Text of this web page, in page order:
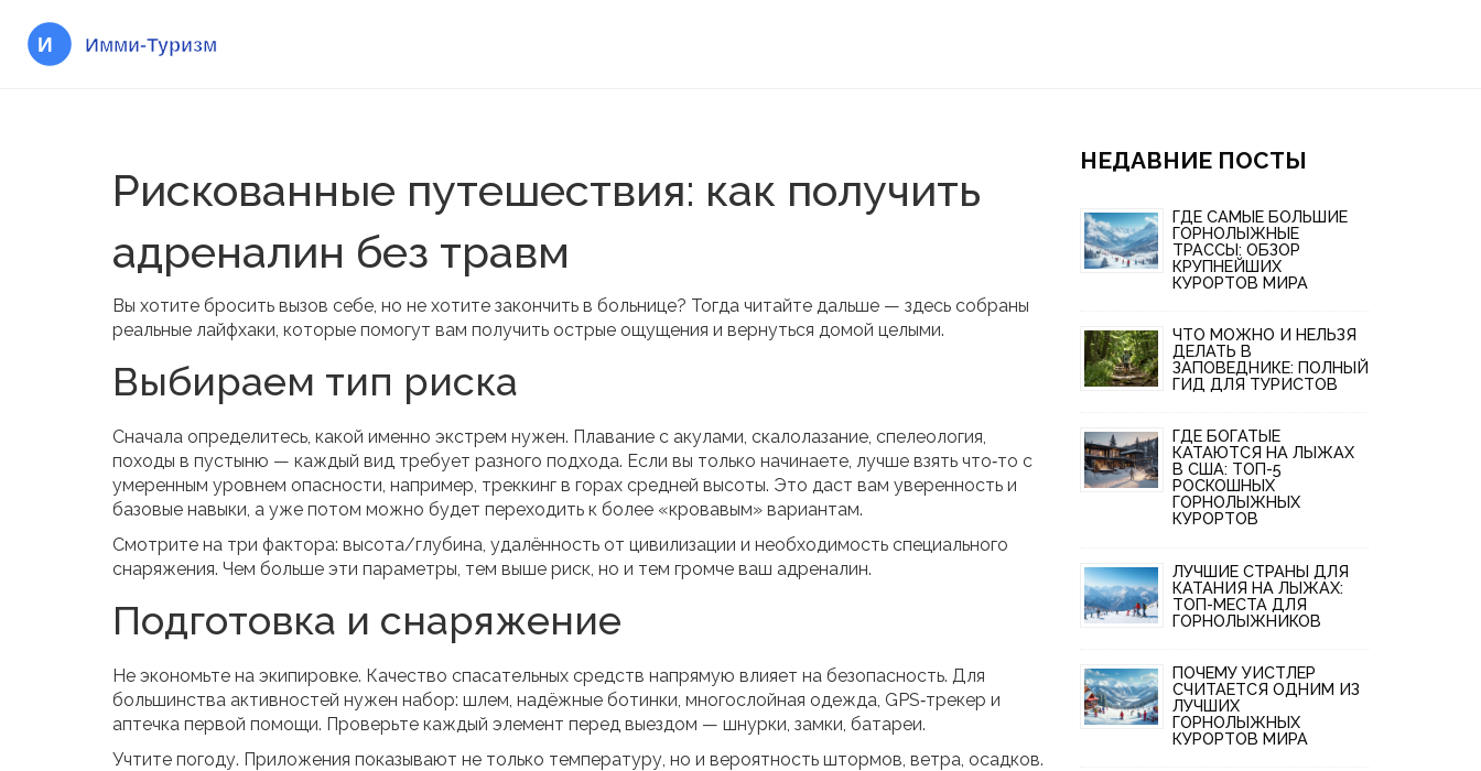
Рискованные путешествия: как получить
адреналин без травм
Вы хотите бросить вызов себе, но не хотите закончить в больнице? Тогда читайте дальше — здесь собраны
реальные лайфхаки, которые помогут вам получить острые ощущения и вернуться домой целыми.
Выбираем тип риска
Сначала определитесь, какой именно экстрем нужен. Плавание с акулами, скалолазание, спелеология,
походы в пустыню — каждый вид требует разного подхода. Если вы только начинаете, лучше взять что‑то с
умеренным уровнем опасности, например, треккинг в горах средней высоты. Это даст вам уверенность и
базовые навыки, а уже потом можно будет переходить к более «кровавым» вариантам.
Смотрите на три фактора: высота/глубина, удалённость от цивилизации и необходимость специального
снаряжения. Чем больше эти параметры, тем выше риск, но и тем громче ваш адреналин.
Подготовка и снаряжение
Не экономьте на экипировке. Качество спасательных средств напрямую влияет на безопасность. Для
большинства активностей нужен набор: шлем, надёжные ботинки, многослойная одежда, GPS‑трекер и
аптечка первой помощи. Проверьте каждый элемент перед выездом — шнурки, замки, батареи.
Учтите погоду. Приложения показывают не только температуру, но и вероятность штормов, ветра, осадков.
НЕДАВНИЕ ПОСТЫ
ГДЕ САМЫЕ БОЛЬШИЕ
ГОРНОЛЫЖНЫЕ
ТРАССЫ: ОБЗОР
КРУПНЕЙШИХ
КУРОРТОВ МИРА
ЧТО МОЖНО И НЕЛЬЗЯ
ДЕЛАТЬ В
ЗАПОВЕДНИКЕ: ПОЛНЫЙ
ГИД ДЛЯ ТУРИСТОВ
ГДЕ БОГАТЫЕ
КАТАЮТСЯ НА ЛЫЖАХ
В США: ТОП-5
РОСКОШНЫХ
ГОРНОЛЫЖНЫХ
КУРОРТОВ
ЛУЧШИЕ СТРАНЫ ДЛЯ
КАТАНИЯ НА ЛЫЖАХ:
ТОП-МЕСТА ДЛЯ
ГОРНОЛЫЖНИКОВ
ПОЧЕМУ УИСТЛЕР
СЧИТАЕТСЯ ОДНИМ ИЗ
ЛУЧШИХ
ГОРНОЛЫЖНЫХ
КУРОРТОВ МИРА